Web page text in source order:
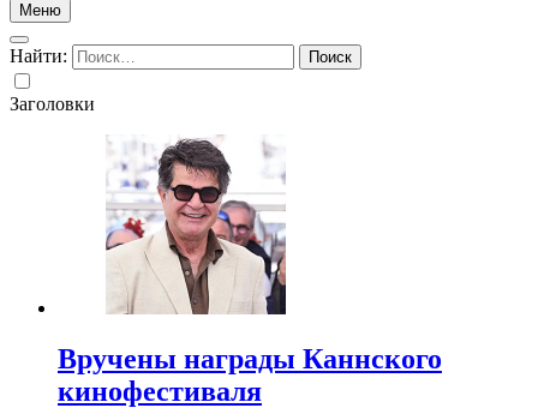
Меню
Найти:
Заголовки
Вручены награды Каннского
кинофестиваля